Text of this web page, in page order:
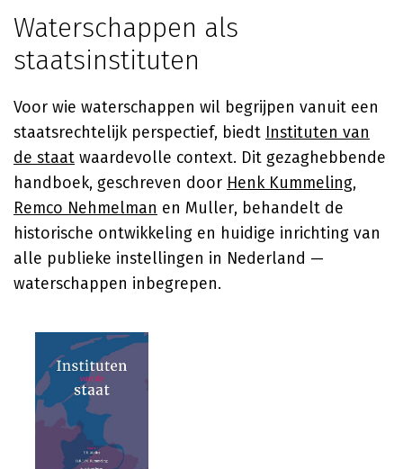
Waterschappen als
staatsinstituten
Voor wie waterschappen wil begrijpen vanuit een
staatsrechtelijk perspectief, biedt Instituten van
de staat waardevolle context. Dit gezaghebbende
handboek, geschreven door Henk Kummeling,
Remco Nehmelman en Muller, behandelt de
historische ontwikkeling en huidige inrichting van
alle publieke instellingen in Nederland —
waterschappen inbegrepen.